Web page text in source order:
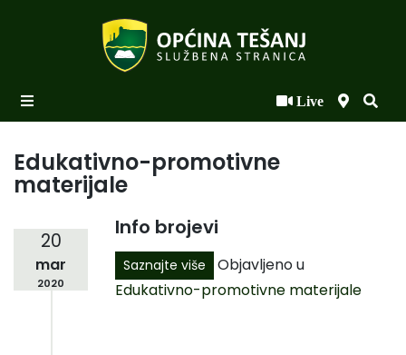
Live
Novosti po kategorijama
Podaci o Općini
Biznis
Općinski načelnik
Općinsko vijeće
Edukativno-promotivne
materijale
20
mar
2020
Info brojevi
Saznajte više
Objavljeno u
Edukativno-promotivne materijale